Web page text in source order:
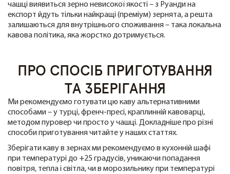
чашці виявиться зерно невисокої якості – з Руанди на
експорт йдуть тільки найкращі (преміум) зернята, а решта
залишаються для внутрішнього споживання – така локальна
кавова політика, яка жорстко дотримується.
ПРО СПОСІБ ПРИГОТУВАННЯ
ТА ЗБЕРІГАННЯ
Ми рекомендуємо готувати цю каву альтернативними
способами – у турці, френч-пресі, краплинній кавоварці,
методом пуровер чи просто у чашці. Докладніше про різні
способи приготування читайте у наших статтях.
Зберігати каву в зернах ми рекомендуємо в кухонній шафі
при температурі до +25 градусів, уникаючи попадання
повітря, тепла і світла, чи в морозильнику при температурі